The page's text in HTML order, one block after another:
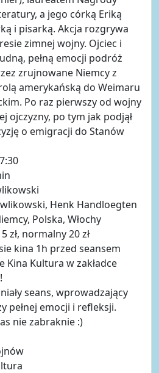
a jego córką Eriką
i pisarką. Akcja rozgrywa
zimnej wojny. Ojciec i
pełną emocji podróż
zrujnowane Niemcy z
amerykańską do Weimaru
Po raz pierwszy od wojny
ojczyzny, po tym jak podjął
o emigracji do Stanów
Henk Handloegten
Polska, Włochy
zł, normalny 20 zł
kina 1h przed seansem
Kina Kultura w zakładce
seans, wprowadzający
pełnej emocji i refleksji.
nie zabraknie :)